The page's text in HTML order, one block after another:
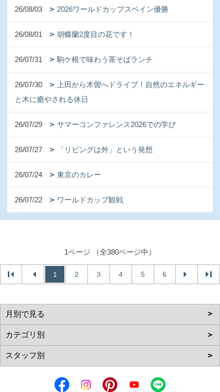
26/08/03 2026ワールドカップスペイン優勝
26/08/01 胡蝶蘭2度目の花です！
26/07/31 駒ケ根で味わう茶そばランチ
26/07/30
上田から木曽へドライブ！自然のエネルギー
と木に癒やされる休日
26/07/29 サマーコンファレンス2026での学び
26/07/27 「リビングは外」という発想
26/07/24 東京のカレー
26/07/22 ワールドカップ観戦
1ページ （全380ページ中）
1 2 3 4 5 6